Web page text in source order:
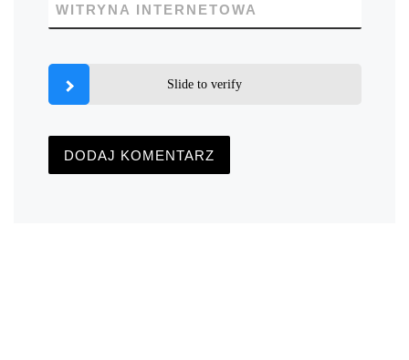
WITRYNA INTERNETOWA
Slide to verify